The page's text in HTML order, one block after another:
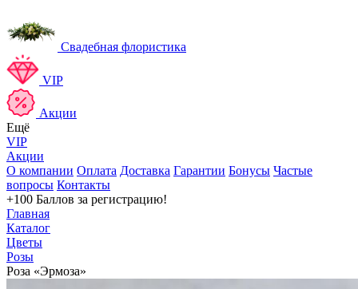
Свадебная флористика
VIP
Акции
Ещё
VIP
Акции
О компании Оплата Доставка Гарантии Бонусы Частые
вопросы Контакты
+100 Баллов за регистрацию!
Главная
Каталог
Цветы
Розы
Роза «Эрмоза»